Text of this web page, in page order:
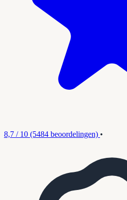
8,7 / 10 (5484 beoordelingen) •